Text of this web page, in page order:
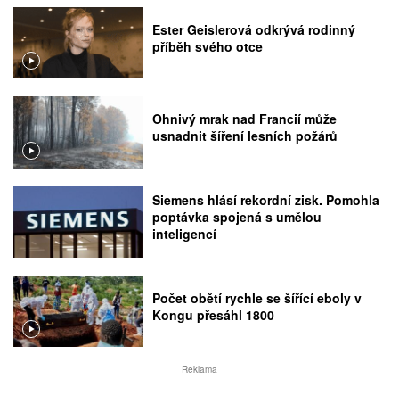
Ester Geislerová odkrývá rodinný
příběh svého otce
Ohnivý mrak nad Francií může
usnadnit šíření lesních požárů
Siemens hlásí rekordní zisk. Pomohla
poptávka spojená s umělou
inteligencí
Počet obětí rychle se šířící eboly v
Kongu přesáhl 1800
Reklama